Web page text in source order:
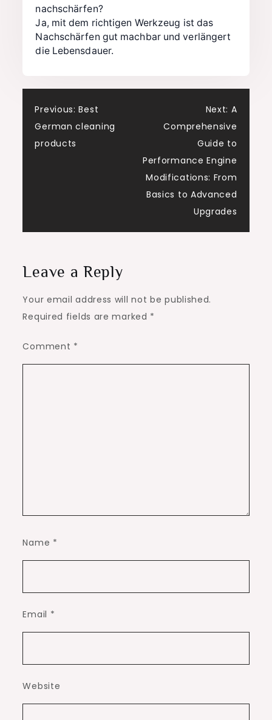
nachschärfen?
Ja, mit dem richtigen Werkzeug ist das
Nachschärfen gut machbar und verlängert
die Lebensdauer.
Post
navigation
Previous: Best
German cleaning
products
Next: A
Comprehensive
Guide to
Performance Engine
Modifications: From
Basics to Advanced
Upgrades
Leave a Reply
Your email address will not be published.
Required fields are marked *
Comment *
Name *
Email *
Website